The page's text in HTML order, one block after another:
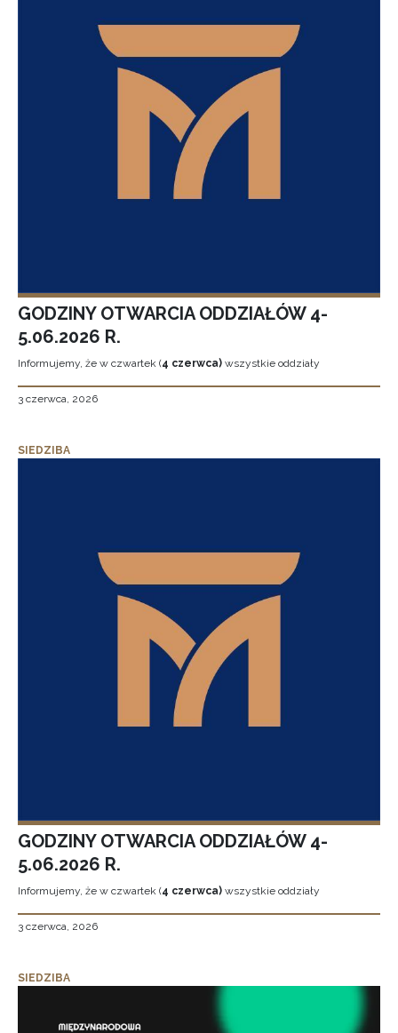
GODZINY OTWARCIA ODDZIAŁÓW 4-
5.06.2026 R.
Informujemy, że w czwartek (4 czerwca) wszystkie oddziały
3 czerwca, 2026
SIEDZIBA
GODZINY OTWARCIA ODDZIAŁÓW 4-
5.06.2026 R.
Informujemy, że w czwartek (4 czerwca) wszystkie oddziały
3 czerwca, 2026
SIEDZIBA